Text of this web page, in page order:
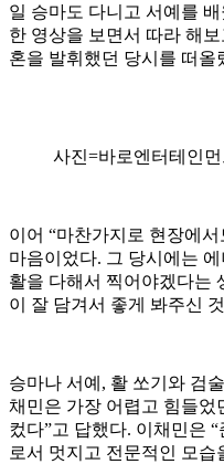
일 승마도 다니고 서예를
한 영상을 보면서 따라 해
혼을 발휘했던 당시를 떠올
사진=바로엔터테인먼
이어 “마찬가지로 현장에
마음이었다. 그 당시에는
활을 다해서 찍어야겠다는
이 잘 담겨서 좋게 봐주신
승마나 서예, 활 쏘기와 검
채민은 가장 어렵고 힘들었
컸다”고 답했다. 이채민은
로서 멋지고 전문적인 모습